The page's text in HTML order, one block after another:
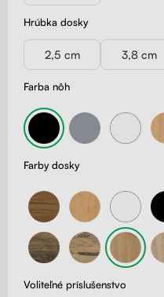
Farba nôh
Hrúbka dosky
2,5 cm 3,8 cm
Farby dosky
Voliteľné príslušenstvo